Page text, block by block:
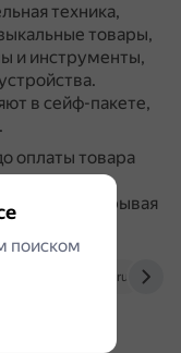
техника,
товары,
и инструменты,
в сейф-пакете,
оплаты товара
его
не вскрывая
edadeal.ru
поиском